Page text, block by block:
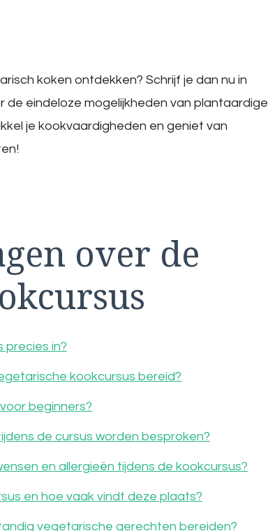
koken ontdekken? Schrijf je dan nu in
de eindeloze mogelijkheden van plantaardige
je kookvaardigheden en geniet van
over de
precies in?
kookcursus bereid?
beginners?
de cursus worden besproken?
en allergieën tijdens de kookcursus?
en hoe vaak vindt deze plaats?
vegetarische gerechten bereiden?